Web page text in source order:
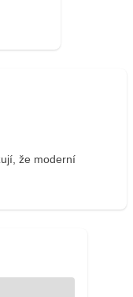
že moderní